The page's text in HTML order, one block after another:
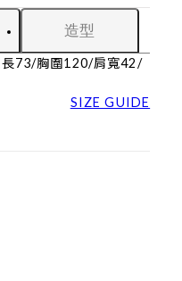
造型
長73/胸圍120/肩寬42/
SIZE GUIDE